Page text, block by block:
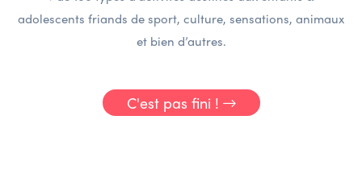
adolescents friands de sport, culture, sensations, animaux
et bien d’autres.
C'est pas fini !